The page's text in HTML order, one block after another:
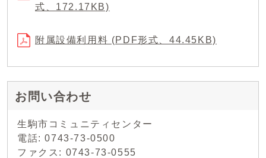
式、172.17KB)
附属設備利用料 (PDF形式、44.45KB)
お問い合わせ
生駒市コミュニティセンター
電話: 0743-73-0500
ファクス: 0743-73-0555